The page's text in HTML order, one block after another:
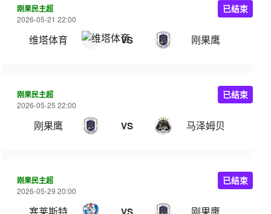
刚果民主超
2026-05-21 22:00
维塔体育 VS 刚果鹰
已结束
刚果民主超
2026-05-25 22:00
刚果鹰 VS 马泽姆贝
已结束
刚果民主超
2026-05-29 20:00
已结束